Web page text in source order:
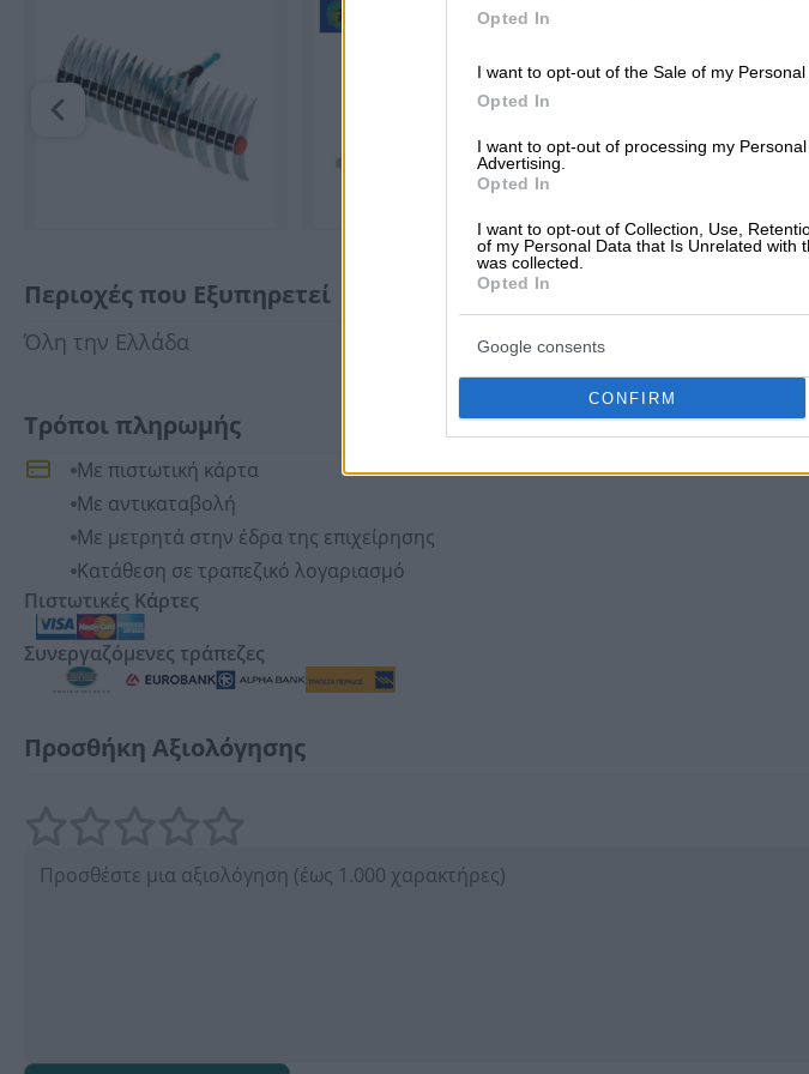
Opted In
I want to opt-out of the Sale of my Personal
Opted In
I want to opt-out of processing my
Advertising.
Opted In
I want to opt-out of Collection, Use,
of my Personal Data that Is Unrelated with
was collected.
Opted In
Google consents
CONFIRM
Περιοχές που Εξυπηρετεί
Όλη την Ελλάδα
Τρόποι πληρωμής
Με πιστωτική κάρτα
Με αντικαταβολή
Με μετρητά στην έδρα της επιχείρησης
Κατάθεση σε τραπεζικό λογαριασμό
Πιστωτικές Κάρτες
Συνεργαζόμενες τράπεζες
Προσθήκη Αξιολόγησης